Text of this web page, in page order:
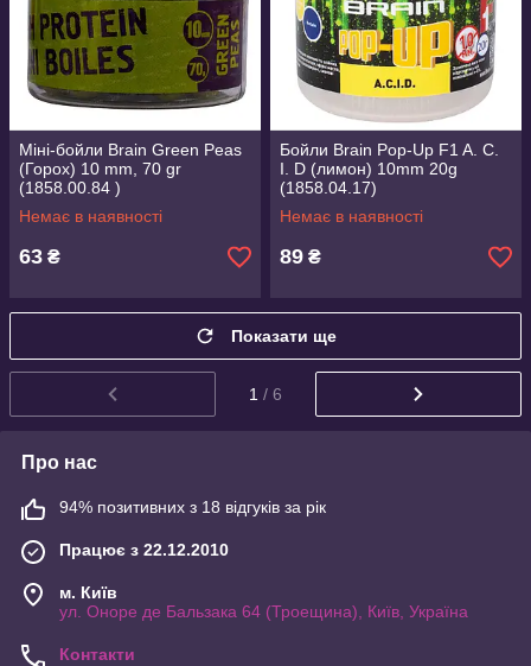
Міні-бойли Brain Green Peas
(Горох) 10 mm, 70 gr
(1858.00.84 )
Немає в наявності
63 ₴
Бойли Brain Pop-Up F1 A. C.
I. D (лимон) 10mm 20g
(1858.04.17)
Немає в наявності
89 ₴
Показати ще
1 / 6
Про нас
94% позитивних з 18 відгуків за рік
Працює з 22.12.2010
м. Київ
ул. Оноре де Бальзака 64 (Троещина), Київ, Україна
Контакти